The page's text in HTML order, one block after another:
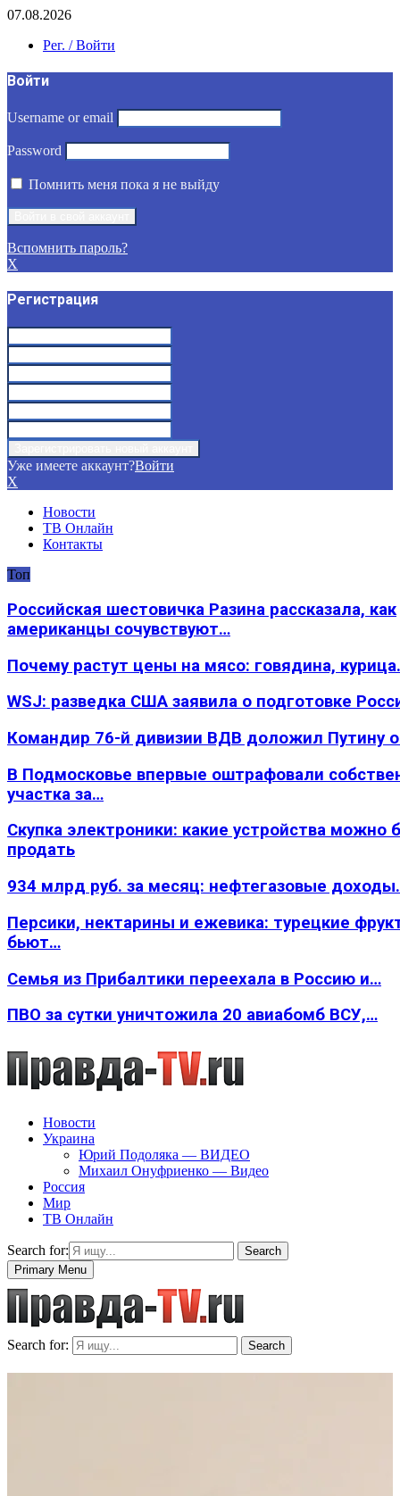
07.08.2026
Рег. / Войти
Войти
Username or email
Password
Помнить меня пока я не выйду
Вспомнить пароль?
X
Регистрация
Уже имеете аккаунт?Войти
X
Новости
ТВ Онлайн
Контакты
Топ
Российская шестовичка Разина рассказала, как
американцы сочувствуют…
Почему растут цены на мясо: говядина,
WSJ: разведка США заявила о подготовке
Командир 76-й дивизии ВДВ доложил Путину
В Подмосковье впервые оштрафовали
участка за…
Скупка электроники: какие устройства можно
продать
934 млрд руб. за месяц: нефтегазовые
Персики, нектарины и ежевика: турецкие
бьют…
Семья из Прибалтики переехала в Россию и…
ПВО за сутки уничтожила 20 авиабомб ВСУ,…
Новости
Украина
Юрий Подоляка — ВИДЕО
Михаил Онуфриенко — Видео
Россия
Мир
ТВ Онлайн
Search for:
Search
Primary Menu
Search for: Search